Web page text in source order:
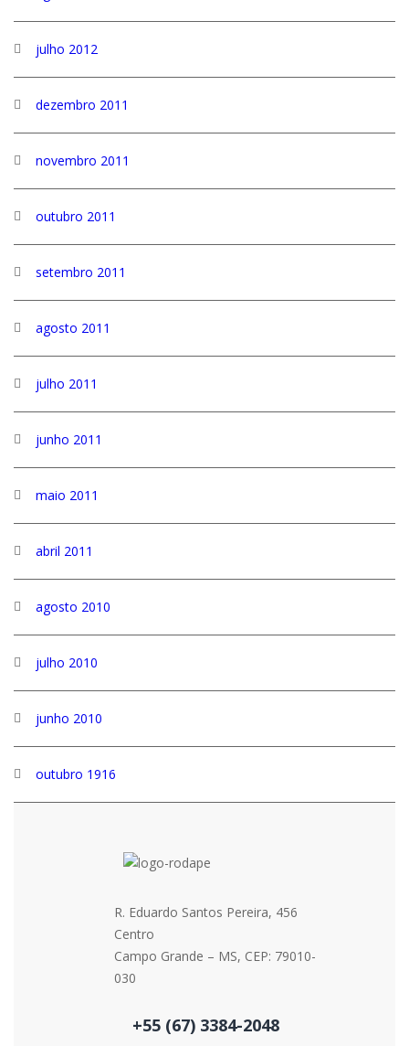
julho 2012
dezembro 2011
novembro 2011
outubro 2011
setembro 2011
agosto 2011
julho 2011
junho 2011
maio 2011
abril 2011
agosto 2010
julho 2010
junho 2010
outubro 1916
R. Eduardo Santos Pereira, 456
Centro
Campo Grande – MS, CEP: 79010-
030
+55 (67) 3384-2048